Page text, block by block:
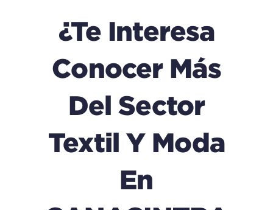
¿Te Interesa
Conocer Más
Del Sector
Textil Y Moda
En